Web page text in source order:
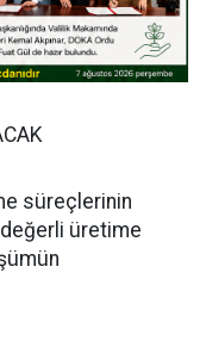
süreçlerinin
üretime